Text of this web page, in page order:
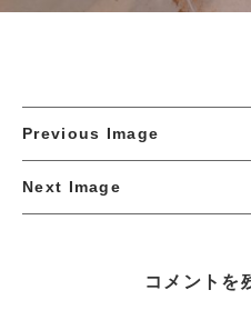
Previous Image
Next Image
コメントを